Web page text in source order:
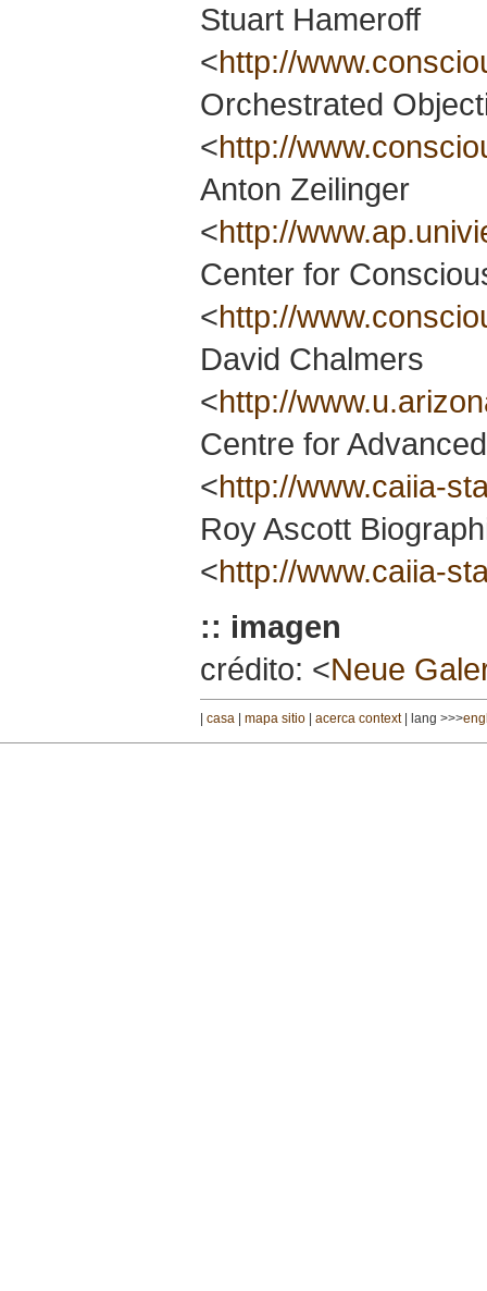
Stuart Hameroff
<http://
Orchestrated
<http://
Anton Zeilinger
<http://
Center for
<http://
David Chalmers
<http://
Centre for
<http://www.caiia-
Roy Ascott
<http://www.caiia-
:: imagen
crédito: <Neue
casa mapa sitio acerca context | lang >>>